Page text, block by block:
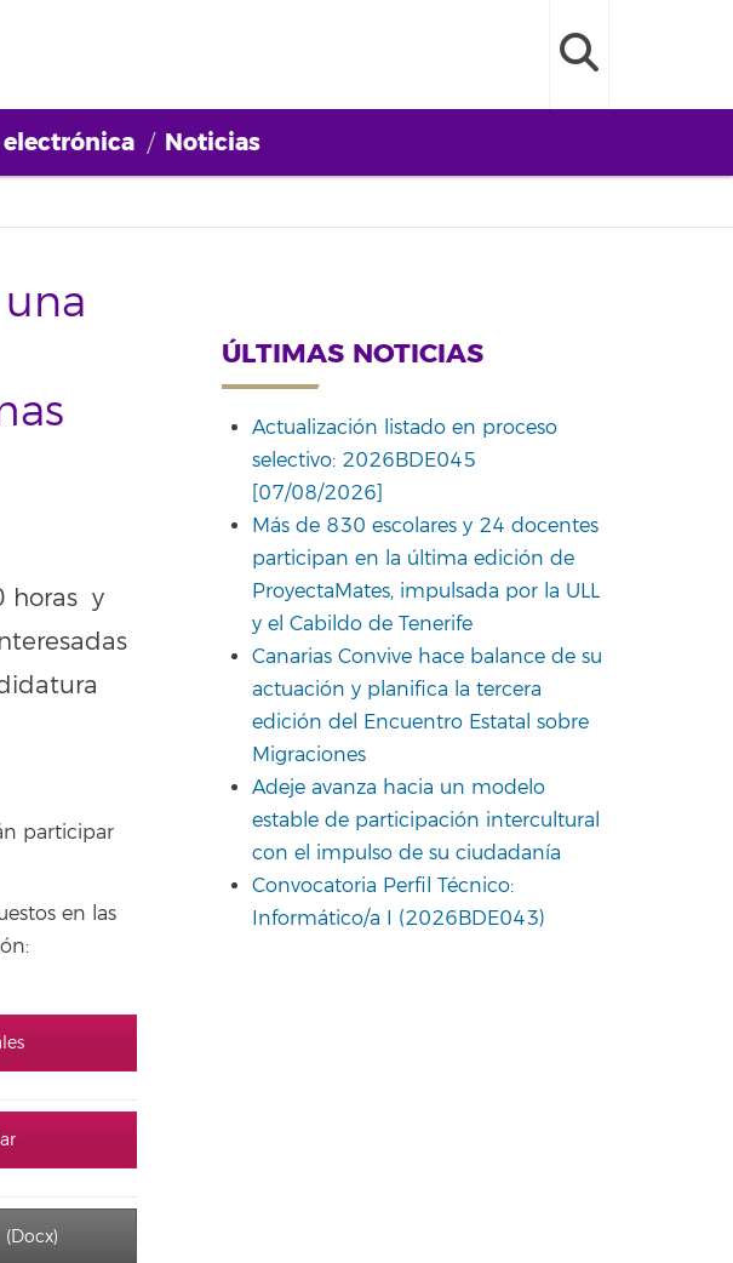
electrónica Noticias
horas y
participar
en las
(Docx)
ÚLTIMAS NOTICIAS
Actualización listado en proceso
selectivo: 2026BDE045
[07/08/2026]
Más de 830 escolares y 24 docentes
participan en la última edición de
ProyectaMates, impulsada por la ULL
y el Cabildo de Tenerife
Canarias Convive hace balance de su
actuación y planifica la tercera
edición del Encuentro Estatal sobre
Migraciones
Adeje avanza hacia un modelo
estable de participación intercultural
con el impulso de su ciudadanía
Convocatoria Perfil Técnico:
Informático/a I (2026BDE043)